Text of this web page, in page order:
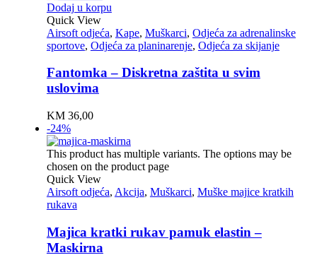
Dodaj u korpu
Quick View
Airsoft odjeća, Kape, Muškarci, Odjeća za adrenalinske
sportove, Odjeća za planinarenje, Odjeća za skijanje
Fantomka – Diskretna zaštita u svim
uslovima
KM36,00
-24%
This product has multiple variants. The options may be
chosen on the product page
Quick View
Airsoft odjeća, Akcija, Muškarci, Muške majice kratkih
rukava
Majica kratki rukav pamuk elastin –
Maskirna